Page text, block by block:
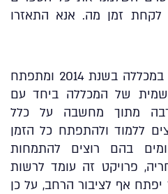
לקחת זמן מה. אנא התאזרו
פרויקט מיוחד מסוגו הוקם במכללה בשנת 2014 ומתפתח
של המכללה ביחד עם
מתוך מחשבה על כלל
ללמוד ולהתפתח כל הזמן
בהם רוצים להתמחות
פרויקט זה עומד לרשות
אף לציבור הרחב, על כן